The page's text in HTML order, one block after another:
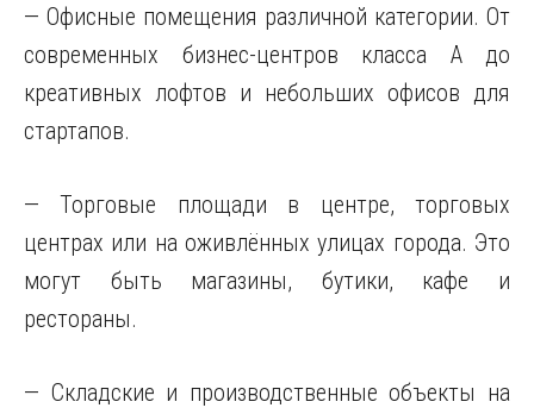
— Офисные помещения различной категории. От
современных бизнес-центров класса А до
креативных лофтов и небольших офисов для
стартапов.
— Торговые площади в центре, торговых
центрах или на оживлённых улицах города. Это
могут быть магазины, бутики, кафе и
рестораны.
— Складские и производственные объекты на